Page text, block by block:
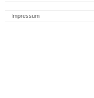
Impressum